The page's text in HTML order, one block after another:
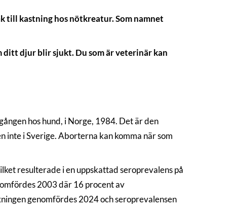
till kastning hos nötkreatur. Som namnet
djur blir sjukt. Du som är veterinär kan
hos hund, i Norge, 1984. Det är den
inte i Sverige. Aborterna kan komma när som
resulterade i en uppskattad seroprevalens på
2003 där 16 procent av
genomfördes 2024 och seroprevalensen